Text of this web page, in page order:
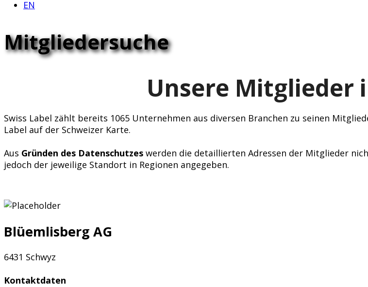
EN
Mitgliedersuche
Unsere Mitglieder
Swiss Label zählt bereits 1065 Unternehmen aus diversen Branchen zu seinen
Label auf der Schweizer Karte.
Aus Gründen des Datenschutzes werden die detaillierten Adressen der Mitglieder
jedoch der jeweilige Standort in Regionen angegeben.
Blüemlisberg AG
6431 Schwyz
Kontaktdaten